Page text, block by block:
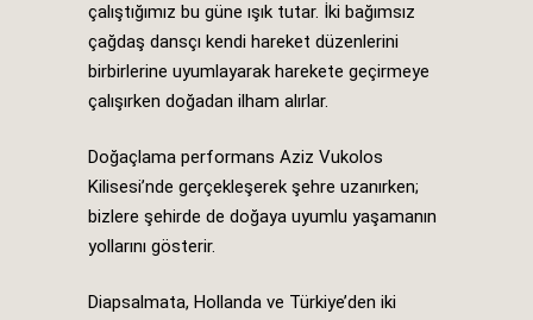
çalıştığımız bu güne ışık tutar. İki bağımsız
çağdaş dansçı kendi hareket düzenlerini
birbirlerine uyumlayarak harekete geçirmeye
çalışırken doğadan ilham alırlar.
Doğaçlama performans Aziz Vukolos
Kilisesi’nde gerçekleşerek şehre uzanırken;
bizlere şehirde de doğaya uyumlu yaşamanın
yollarını gösterir.
Diapsalmata, Hollanda ve Türkiye’den iki